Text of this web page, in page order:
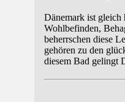
Dänemark ist gleich
Wohlbefinden,
beherrschen diese
gehören zu den
diesem Bad gelingt